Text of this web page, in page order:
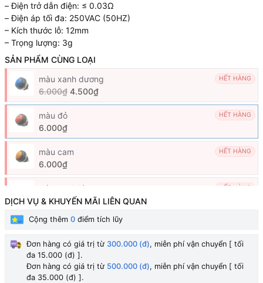
– Điện trở dẫn điện: ≤ 0.03Ω
– Điện áp tối đa: 250VAC (50HZ)
– Kích thước lỗ: 12mm
– Trọng lượng: 3g
SẢN PHẨM CÙNG LOẠI
màu xanh dương
HẾT HÀNG
6.000₫ 4.500₫
màu đỏ HẾT HÀNG
6.000₫
màu cam HẾT HÀNG
6.000₫
màu xanh lá HẾT HÀNG
6.000₫ 4.500₫
màu vàng
màu trắng
6.000₫ 4.500₫
DỊCH VỤ & KHUYẾN MÃI LIÊN QUAN
Cộng thêm 0 điểm tích lũy
Đơn hàng có giá trị từ 300.000 (đ), miễn phí vận chuyển [ tối
đa 15.000 (đ) ].
Đơn hàng có giá trị từ 500.000 (đ), miễn phí vận chuyển [ tối
đa 35.000 (đ) ].